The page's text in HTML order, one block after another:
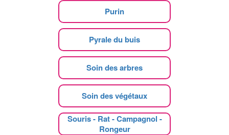
Purin
Pyrale du buis
Soin des arbres
Soin des végétaux
Souris - Rat - Campagnol -
Rongeur